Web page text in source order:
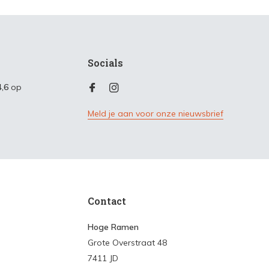
op
Socials
Meld je aan voor onze nieuwsbrief
Contact
Hoge Ramen
Grote Overstraat 48
7411 JD